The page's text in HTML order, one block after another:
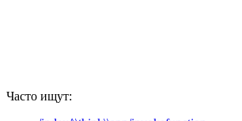
Часто ищут: